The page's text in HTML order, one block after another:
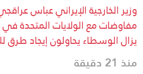
وزير الخارجية الإيراني عباس
مفاوضات مع الولايات المتحدة
يزال الوسطاء يحاولون إيجاد طرق
منذ 21 دقيقة